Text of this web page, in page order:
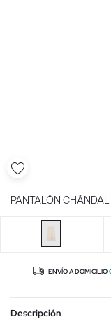
PANTALÓN
ENVÍO A DOMICILIO
Descripción